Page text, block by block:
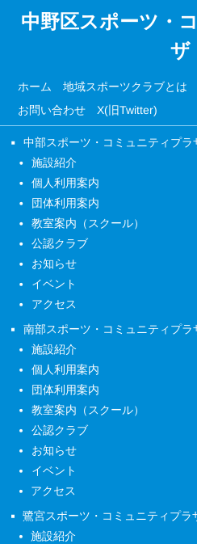
中野区スポーツ・
ザ
ホーム 地域スポーツクラブとは
お問い合わせ X(旧Twitter)
中部スポーツ・コミュニティプラ
施設紹介
個人利用案内
団体利用案内
教室案内（スクール）
公認クラブ
お知らせ
イベント
アクセス
南部スポーツ・コミュニティプラ
施設紹介
個人利用案内
団体利用案内
教室案内（スクール）
公認クラブ
お知らせ
イベント
アクセス
鷺宮スポーツ・コミュニティプラ
施設紹介